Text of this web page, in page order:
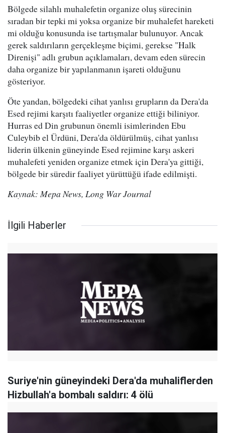
Bölgede silahlı muhalefetin organize oluş sürecinin
sıradan bir tepki mi yoksa organize bir muhalefet hareketi
mi olduğu konusunda ise tartışmalar bulunuyor. Ancak
gerek saldırıların gerçekleşme biçimi, gerekse "Halk
Direnişi" adlı grubun açıklamaları, devam eden sürecin
daha organize bir yapılanmanın işareti olduğunu
gösteriyor.
Öte yandan, bölgedeki cihat yanlısı grupların da Dera'da
Esed rejimi karşıtı faaliyetler organize ettiği biliniyor.
Hurras ed Din grubunun önemli isimlerinden Ebu
Culeybib el Ürdüni, Dera'da öldürülmüş, cihat yanlısı
liderin ülkenin güneyinde Esed rejimine karşı askeri
muhalefeti yeniden organize etmek için Dera'ya gittiği,
bölgede bir süredir faaliyet yürüttüğü ifade edilmişti.
Kaynak: Mepa News, Long War Journal
İlgili Haberler
Suriye'nin güneyindeki Dera'da muhaliflerden
Hizbullah'a bombalı saldırı: 4 ölü